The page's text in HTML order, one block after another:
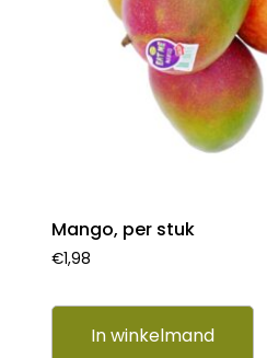
Mango, per stuk
€1,98
In winkelmand